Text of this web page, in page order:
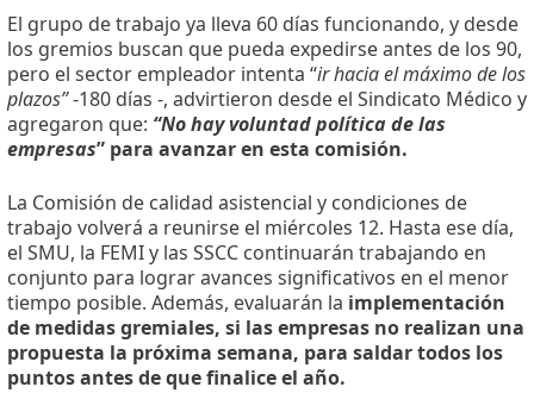
El grupo de trabajo ya lleva 60 días funcionando, y desde
los gremios buscan que pueda expedirse antes de los 90,
pero el sector empleador intenta “ir hacia el máximo de los
plazos”-180 días -, advirtieron desde el Sindicato Médico y
agregaron que: “No hay voluntad política de las
empresas” para avanzar en esta comisión.
La Comisión de calidad asistencial y condiciones de
trabajo volverá a reunirse el miércoles 12. Hasta ese día,
el SMU, la FEMI y las SSCC continuarán trabajando en
conjunto para lograr avances significativos en el menor
tiempo posible. Además, evaluarán la implementación
de medidas gremiales, si las empresas no realizan una
propuesta la próxima semana, para saldar todos los
puntos antes de que finalice el año.